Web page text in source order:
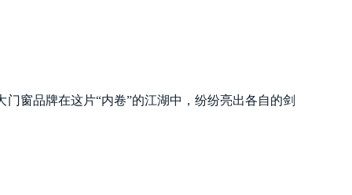
窗品牌在这片“内卷”的江湖中，纷纷亮出各自的剑